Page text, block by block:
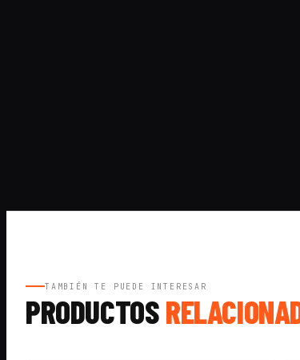
TAMBIÉN TE PUEDE INTERESAR
PRODUCTOS